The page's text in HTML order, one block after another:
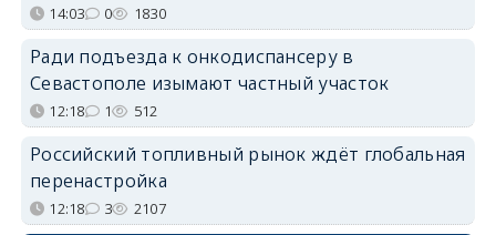
14:03 0 1830
Ради подъезда к онкодиспансеру в
Севастополе изымают частный участок
12:18 1 512
Российский топливный рынок ждёт глобальная
перенастройка
12:18 3 2107